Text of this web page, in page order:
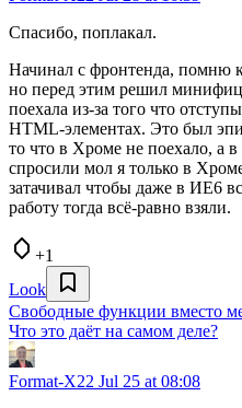
Спасибо, поплакал.
Начинал с фронтенда, помню
но перед этим решил
поехала из-за того что
HTML-элементах. Это был
то что в Хроме не поехало, а
спросили мол я только в
затачивал чтобы даже в ИЕ6
работу тогда всё-равно взяли.
+1
Look
Свободные функции вместо
Что это даёт на самом деле?
Format-X22 Jul 25 at 08:08